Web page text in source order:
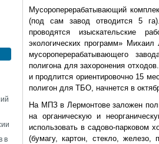
в
Мусороперерабатывающий
(под сам завод отводится 5
проводятся изыскательские
экологических программ»
мусороперерабатывающего
полигона для захоронения
и продлится ориентировочно 15
полигон для ТБО, начнется в
На МПЗ в Лермонтове заложен
на органическую и
использовать в садово-парковом
(бумагу, картон, стекло, железо,